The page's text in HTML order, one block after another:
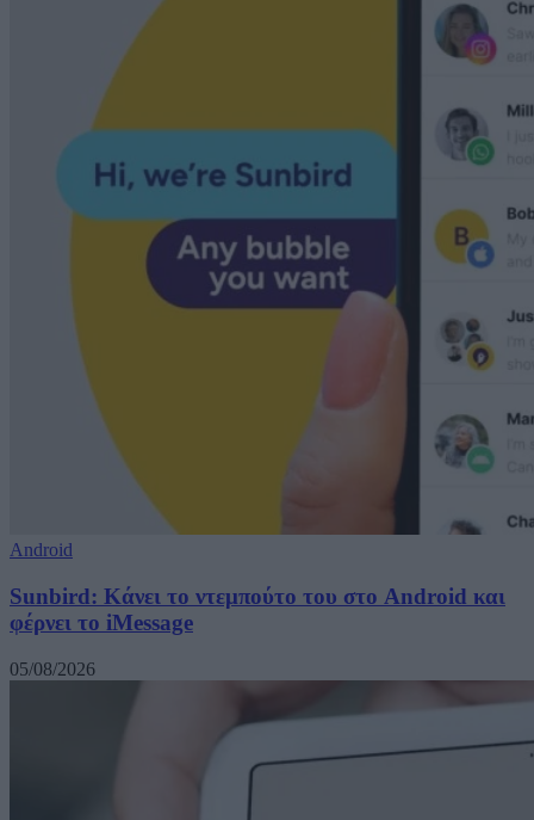
Android
Sunbird: Κάνει το ντεμπούτο του στο Android και
φέρνει το iMessage
05/08/2026